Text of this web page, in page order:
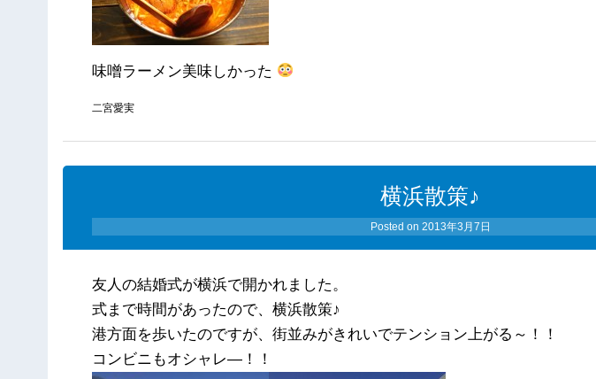
味噌ラーメン美味しかった
二宮愛実
横浜散策♪
Posted on 2013年3月7日
友人の結婚式が横浜で開かれました。
式まで時間があったので、横浜散策♪
港方面を歩いたのですが、街並みがきれいでテンション上がる～！！
コンビニもオシャレ―！！